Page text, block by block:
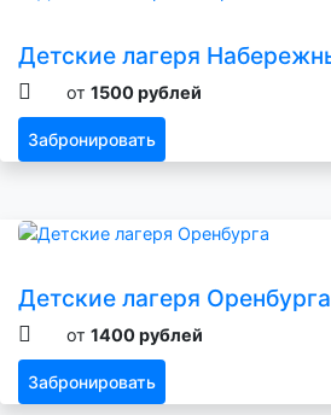
Детские лагеря
от 1500 рублей
Забронировать
Детские лагеря Оренбурга
от 1400 рублей
Забронировать